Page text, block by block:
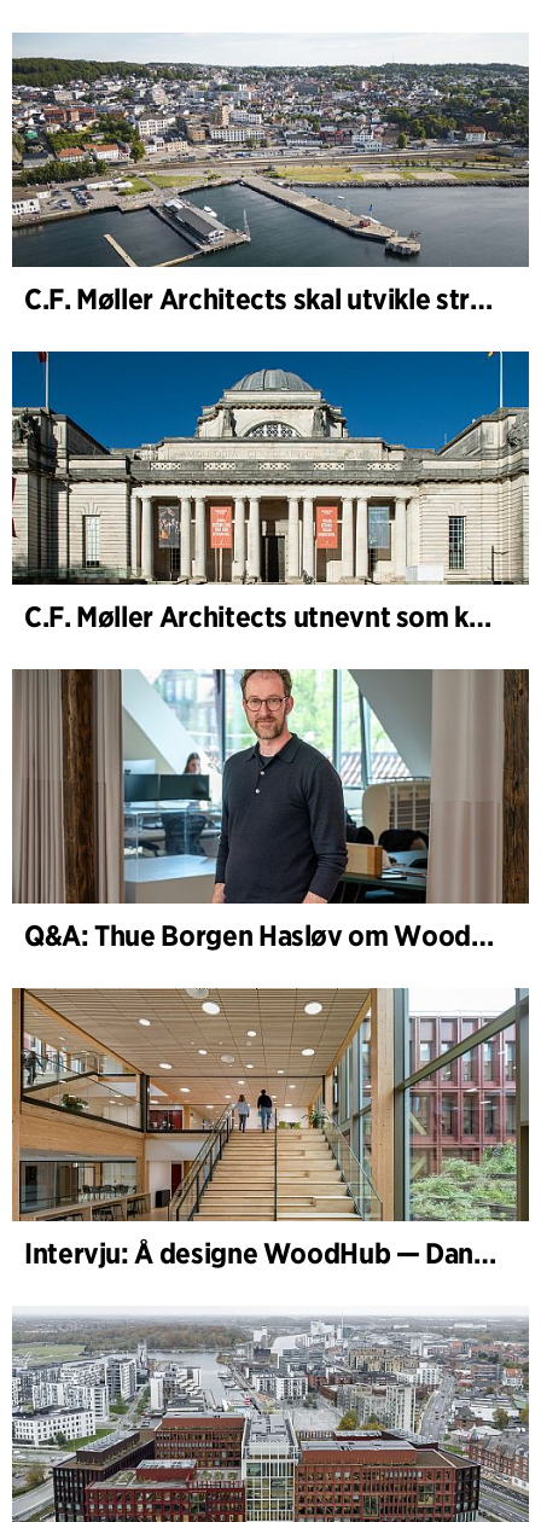
C.F. Møller Architects skal utvikle strategien for Knutepunkt Larvik og indre havn
C.F. Møller Architects utnevnt som konseptarkitekt for prosjektet National Museum Cardiff
Q&A: Thue Borgen Hasløv om WoodHub
Intervju: Å designe WoodHub — Danmarks største trebygg